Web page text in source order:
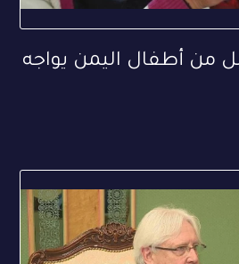
من أطفال اليمن يواجه